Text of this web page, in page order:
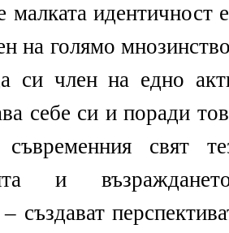
малката идентичност
на голямо
си член на едно
себе си и поради
свят
и
създават